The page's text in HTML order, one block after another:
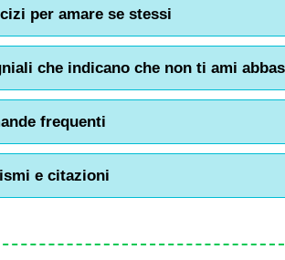
per amare se stessi
che indicano che non ti ami
frequenti
e citazioni